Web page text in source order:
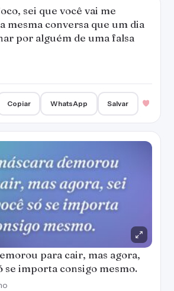
sei que você vai me
mesma conversa que um dia
por alguém de uma falsa
Copiar WhatsApp Salvar
para cair, mas agora,
se importa consigo mesmo.